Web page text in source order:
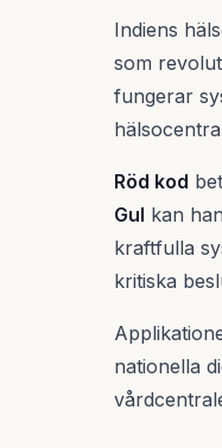
Indiens
som
fungerar
Röd kod
Gul kan
kraftfulla
kritiska
nationella